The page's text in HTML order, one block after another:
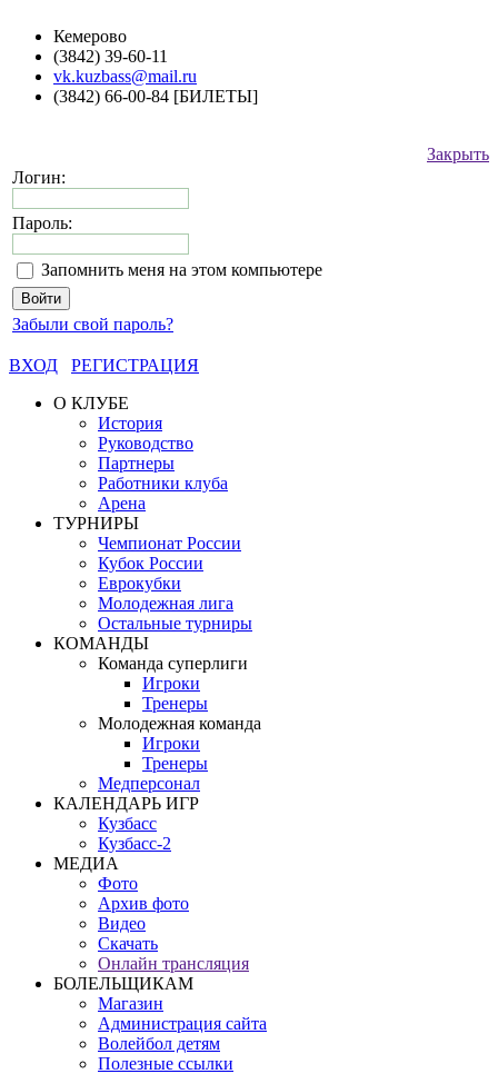
Кемерово
(3842) 39-60-11
vk.kuzbass@mail.ru
(3842) 66-00-84 [БИЛЕТЫ]
Закрыть
Логин:
Пароль:
Запомнить меня на этом компьютере
Забыли свой пароль?
ВХОД
РЕГИСТРАЦИЯ
О КЛУБЕ
История
Руководство
Партнеры
Работники клуба
Арена
ТУРНИРЫ
Чемпионат России
Кубок России
Еврокубки
Молодежная лига
Остальные турниры
КОМАНДЫ
Команда суперлиги
Игроки
Тренеры
Молодежная команда
Игроки
Тренеры
Медперсонал
КАЛЕНДАРЬ ИГР
Кузбасс
Кузбасс-2
МЕДИА
Фото
Архив фото
Видео
Скачать
Онлайн трансляция
БОЛЕЛЬЩИКАМ
Магазин
Администрация сайта
Волейбол детям
Полезные ссылки